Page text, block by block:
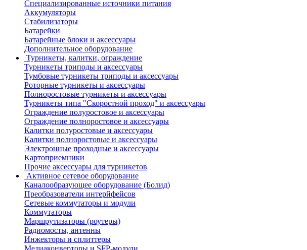
Специализированные источники питания
Аккумуляторы
Стабилизаторы
Батарейки
Батарейные блоки и аксессуары
Дополнительное оборудование
Турникеты, калитки, ограждение
Турникеты триподы и аксессуары
Тумбовые турникеты триподы и аксессуары
Роторные турникеты и аксессуары
Полноростовые турникеты и аксессуары
Турникеты типа "Скоростной проход" и аксессуары
Ограждение полуростовое и аксессуары
Ограждение полноростовое и аксессуары
Калитки полуростовые и аксессуары
Калитки полноростовые и аксессуары
Электронные проходные и аксессуары
Картоприемники
Прочие аксессуары для турникетов
Активное сетевое оборудование
Каналообразующее оборудование (Болид)
Преобразователи интерйфейсов
Сетевые коммутаторы и модули
Коммутаторы
Маршрутизаторы (роутеры)
Радиомосты, антенны
Инжекторы и сплиттеры
Медиаконверторы и SFP-модули